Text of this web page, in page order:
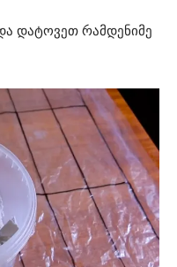
დატოვეთ რამდენიმე